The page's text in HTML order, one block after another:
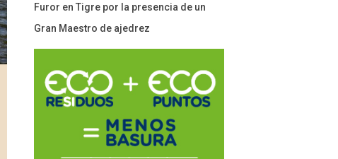
Furor en Tigre por la presencia de un
Gran Maestro de ajedrez